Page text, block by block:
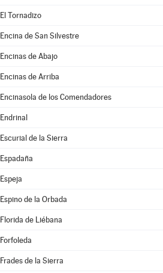
El Tornadizo
Encina de San Silvestre
Encinas de Abajo
Encinas de Arriba
Encinasola de los Comendadores
Endrinal
Escurial de la Sierra
Espadaña
Espeja
Espino de la Orbada
Florida de Liébana
Forfoleda
Frades de la Sierra